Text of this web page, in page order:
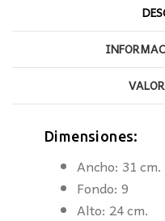
Dimensiones:
Ancho: 31 cm.
Fondo: 9
Alto: 24 cm.